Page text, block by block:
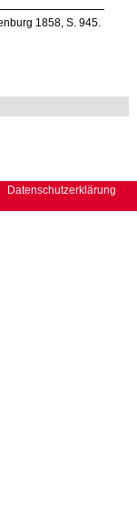
1858, S. 945.
Datenschutzerklärung